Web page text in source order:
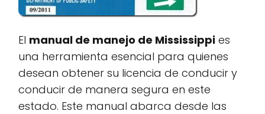
El manual de manejo de Mississippi es
una herramienta esencial para quienes
desean obtener su licencia de conducir y
conducir de manera segura en este
estado. Este manual abarca desde las